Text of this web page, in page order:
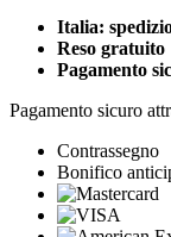
Italia:
Reso gratuito
Pagamento
Pagamento sicuro
Contrassegno
Bonifico